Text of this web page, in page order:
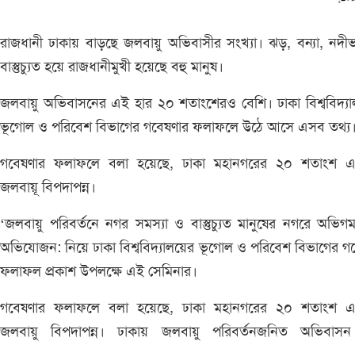
রাজধানী ঢাকায় বাড়ছে জলবায়ু অভিবাসীর সংখ্যা। ঝড়, বন্যা,
বাস্তুচ্যুত হয়ে রাজধানীমুখী হয়েছে বহু মানুষ।
জলবায়ু অভিবাসনের এই হার ২০ শতাংশেরও বেশি। ঢাকা
ভূগোল ও পরিবেশ বিভাগের গবেষণার ফলাফলে উঠে আসে এসব
গবেষণার ফলাফলে বলা হয়েছে, ঢাকা মহানগরের ২০ শতাংশ
জলবায়ূ বিপদাপন্ন।
‘জলবায়ু পরিবর্তনে নগর সমস্যা ও বাস্তুচ্যুত মানুষের নগরে
অভিযোজন: নিয়ে ঢাকা বিশ্ববিদ্যালয়ের ভূগোল ও পরিবেশ বিভাগের
ফলাফল প্রকাশ উপলক্ষে এই সেমিনার।
গবেষণার ফলাফলে বলা হয়েছে, ঢাকা মহানগরের ২০ শতাংশ
জলবায়ু বিপদাপন্ন। ঢাকায় জলবায়ু পরিবর্তনজনিত